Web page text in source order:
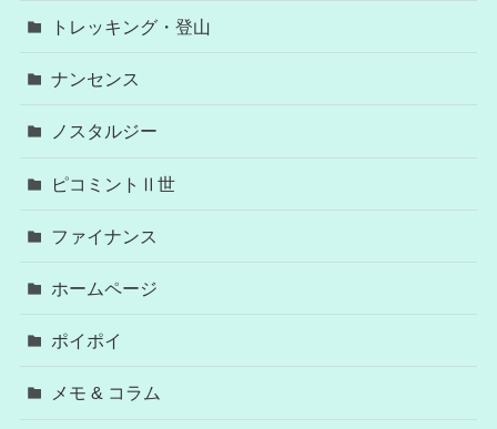
トレッキング・登山
ナンセンス
ノスタルジー
ピコミントⅡ世
ファイナンス
ホームページ
ポイポイ
メモ & コラム